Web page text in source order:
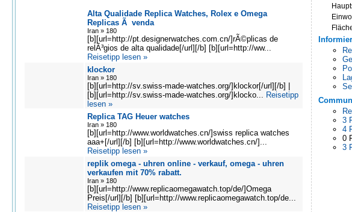
Alta Qualidade Replica Watches, Rolex e Omega
Replicas Ã venda
Iran » 180
[b][url=http://pt.designerwatches.com.cn/]rÃ©plicas de
relÃ³gios de alta qualidade[/url][/b] [b][url=http://ww...
Reisetipp lesen »
klockor
Iran » 180
[b][url=http://sv.swiss-made-watches.org/]klockor[/url][/b] |
[b][url=http://sv.swiss-made-watches.org/]klocko... Reisetipp
lesen »
Replica TAG Heuer watches
Iran » 180
[b][url=http://www.worldwatches.cn/]swiss replica watches
aaa+[/url][/b] [b][url=http://www.worldwatches.cn/]...
Reisetipp lesen »
replik omega - uhren online - verkauf, omega - uhren
verkaufen mit 70% rabatt.
Iran » 180
[b][url=http://www.replicaomegawatch.top/de/]Omega
Preis[/url][/b] [b][url=http://www.replicaomegawatch.top/de...
Reisetipp lesen »
3
4
0
3